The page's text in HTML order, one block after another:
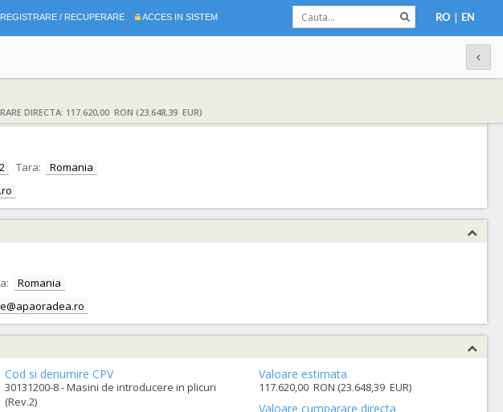
/ RECUPERARE ACCES IN SISTEM RO | EN
DIRECTA: 117.620,00 RON (23.648,39 EUR)
Tara:
Romania
Romania
Cod si denumire CPV
30131200-8 - Masini de introducere in plicuri
(Rev.2)
Valoare estimata
117.620,00 RON (23.648,39 EUR)
Valoare cumparare directa